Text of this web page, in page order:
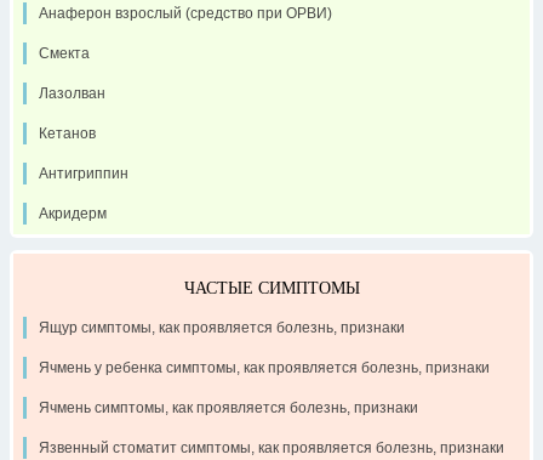
Анаферон взрослый (средство при ОРВИ)
Смекта
Лазолван
Кетанов
Антигриппин
Акридерм
ЧАСТЫЕ СИМПТОМЫ
Ящур симптомы, как проявляется болезнь, признаки
Ячмень у ребенка симптомы, как проявляется болезнь, признаки
Ячмень симптомы, как проявляется болезнь, признаки
Язвенный стоматит симптомы, как проявляется болезнь, признаки